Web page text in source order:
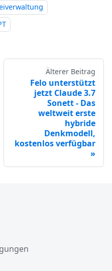
Älterer Beitrag
Felo unterstützt
jetzt Claude 3.7
Sonett - Das
weltweit erste
hybride
Denkmodell,
kostenlos verfügbar